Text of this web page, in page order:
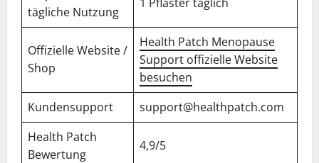
tägliche Nutzung
Offizielle Website /
Shop
Health Patch Menopause
Support offizielle Website
besuchen
Kundensupport
support@healthpatch.com
Health Patch
Bewertung
4,9/5